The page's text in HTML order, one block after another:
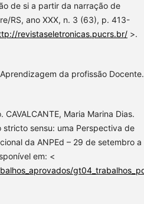
de si a partir da narração de
RS, ano XXX, n. 3 (63), p. 413-
revistaseletronicas.pucrs.br/ >.
da profissão Docente.
Maria Marina Dias.
sensu: uma Perspectiva de
da ANPEd – 29 de setembro a
em: <